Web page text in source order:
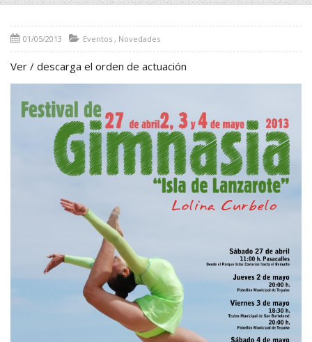
01/05/2013 Eventos , Novedades
Ver / descarga el orden de actuación